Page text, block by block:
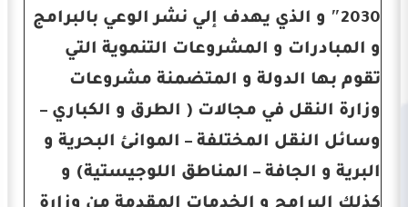
2030″ و الذي يهدف إلي نشر الوعي بالبرامج
و المبادرات و المشروعات التنموية التي
تقوم بها الدولة و المتضمنة مشروعات
وزارة النقل في مجالات ( الطرق و الكباري –
وسائل النقل المختلفة – الموانئ البحرية و
البرية و الجافة – المناطق اللوجيستية) و